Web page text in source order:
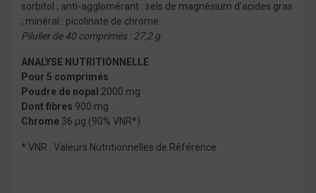
sorbitol ; anti-agglomérant : sels de magnésium d'acides gras
; minéral : picolinate de chrome.
Pilulier de 40 comprimés : 27,2 g
ANALYSE NUTRITIONNELLE
Pour 5 comprimés
Poudre de nopal 2000 mg
Dont fibres 900 mg
Chrome 36 µg (90% VNR*)
* VNR : Valeurs Nutritionnelles de Référence